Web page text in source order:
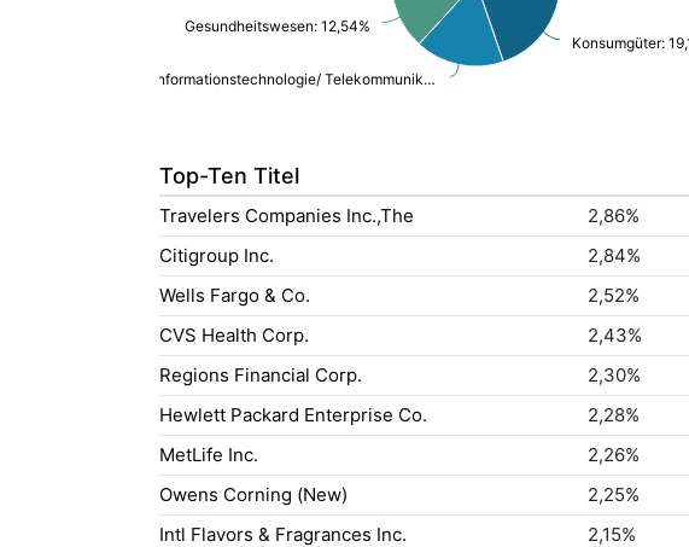
Konsumgüter:
Informationstechnologie/ Telekommunikation: 17,08%
Gesundheitswesen: 12,54%
Top-Ten Titel
Travelers Companies Inc.,The
2,86%
Citigroup Inc.
2,84%
Wells Fargo & Co.
2,52%
CVS Health Corp.
2,43%
Regions Financial Corp.
2,30%
Hewlett Packard Enterprise Co.
2,28%
MetLife Inc.
2,26%
Owens Corning (New)
2,25%
Intl Flavors & Fragrances Inc.
2,15%